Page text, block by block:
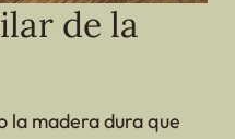
de la
la madera dura que